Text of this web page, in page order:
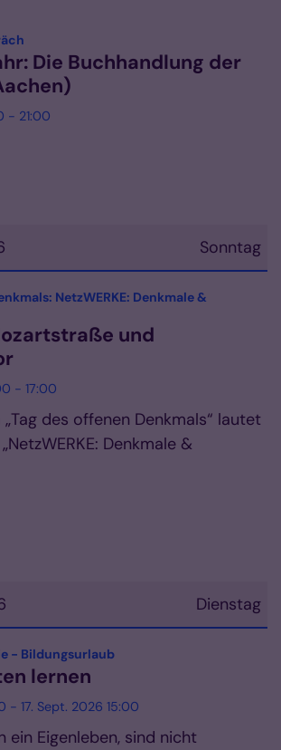
Die Buchhandlung der
- 21:00
Sonntag
2026
NetzWERKE: Denkmale &
und
- 17:00
des offenen Denkmals“ lautet
Denkmale &
Dienstag
2026
- Bildungsurlaub:
lernen
- 17. Sept. 2026 15:00
ein Eigenleben, sind nicht